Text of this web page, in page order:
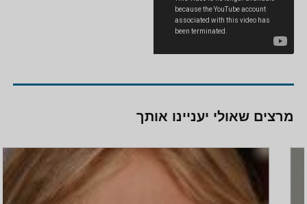
מרצים שאולי יעניינו אותך